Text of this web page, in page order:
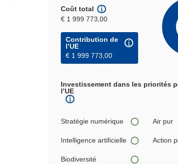
Coût total
€ 1 999 773,00
Contribution de
l’UE
€ 1 999 773,00
Investissement dans les priorités
l’UE
Stratégie numérique Air pur
Intelligence artificielle Action
Biodiversité